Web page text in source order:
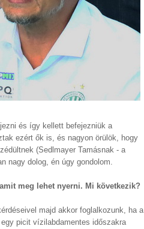
és így kellett befejezniük a
ezért ők is, és nagyon örülök, hogy
(Sedlmayer Tamásnak - a
nagy dolog, én úgy gondolom.
meg lehet nyerni. Mi következik?
majd akkor foglalkozunk, ha a
picit vízilabdamentes időszakra